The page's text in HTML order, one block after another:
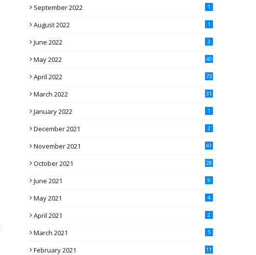
September 2022 1
August 2022 1
June 2022 3
May 2022 40
April 2022 73
March 2022 31
January 2022 1
December 2021 2
November 2021 41
October 2021 28
June 2021 9
May 2021 4
April 2021 2
March 2021 5
February 2021 11